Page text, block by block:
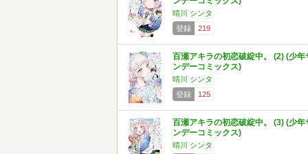
晴川 シンタ
登録
219
百瀬アキラの初恋破綻中。 (2) (少年
ンデーコミックス)
晴川 シンタ
登録
125
百瀬アキラの初恋破綻中。 (3) (少年
ンデーコミックス)
晴川 シンタ